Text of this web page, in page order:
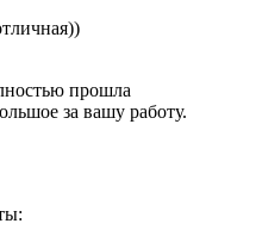
прошла
за вашу работу.